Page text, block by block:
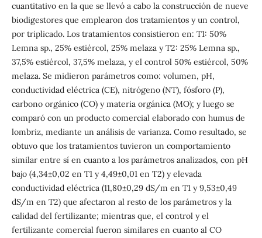
cuantitativo en la que se llevó a cabo la construcción de nueve
biodigestores que emplearon dos tratamientos y un control,
por triplicado. Los tratamientos consistieron en: T1: 50%
Lemna sp., 25% estiércol, 25% melaza y T2: 25% Lemna sp.,
37,5% estiércol, 37,5% melaza, y el control 50% estiércol, 50%
melaza. Se midieron parámetros como: volumen, pH,
conductividad eléctrica (CE), nitrógeno (NT), fósforo (P),
carbono orgánico (CO) y materia orgánica (MO); y luego se
comparó con un producto comercial elaborado con humus de
lombriz, mediante un análisis de varianza. Como resultado, se
obtuvo que los tratamientos tuvieron un comportamiento
similar entre sí en cuanto a los parámetros analizados, con pH
bajo (4,34±0,02 en T1 y 4,49±0,01 en T2) y elevada
conductividad eléctrica (11,80±0,29 dS/m en T1 y 9,53±0,49
dS/m en T2) que afectaron al resto de los parámetros y la
calidad del fertilizante; mientras que, el control y el
fertilizante comercial fueron similares en cuanto al CO